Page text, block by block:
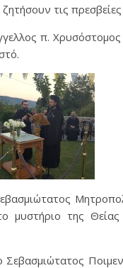
τις
π.
μυστήριο της